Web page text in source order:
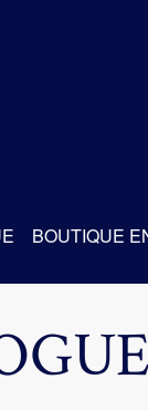
BOUTIQUE